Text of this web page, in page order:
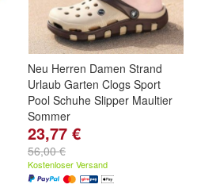
Neu Herren Damen Strand
Urlaub Garten Clogs Sport
Pool Schuhe Slipper Maultier
Sommer
23,77 €
56,00 €
Kostenloser Versand